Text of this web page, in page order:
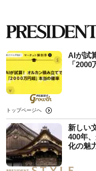
AIが試
「
トップページへ
新しい
400年
化の魅